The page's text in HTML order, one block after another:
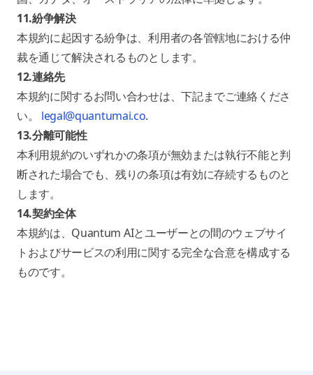
11.紛争解決
本規約に起因する紛争は、利用者の各管轄地における仲
裁を通じて解決されるものとします。
12.連絡先
本規約に関するお問い合わせは、下記までご連絡くださ
い。 legal@quantumai.co.
13.分離可能性
本利用規約のいずれかの条項が無効または執行不能と判
断された場合でも、残りの条項は有効に存続するものと
します。
14.契約全体
本規約は、Quantum AIとユーザーとの間のウェブサイ
トおよびサービスの利用に関する完全な合意を構成する
ものです。